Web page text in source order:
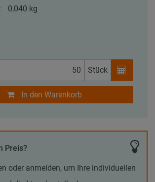
0,040 kg
Stück
In den Warenkorb
Preis?
oder anmelden, um Ihre individuellen